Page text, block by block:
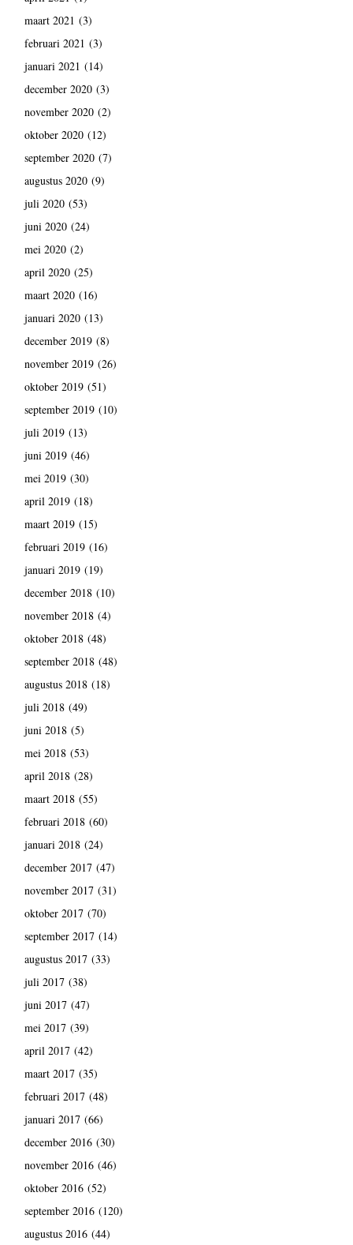
maart 2021 (3)
februari 2021 (3)
januari 2021 (14)
december 2020(3)
november 2020(2)
oktober 2020(12)
september 2020(7)
augustus 2020(9)
juli 2020(53)
juni 2020(24)
mei 2020(2)
april 2020(25)
maart 2020(16)
januari 2020(13)
december 2019(8)
november 2019(26)
oktober 2019(51)
september 2019(10)
juli 2019(13)
juni 2019(46)
mei 2019(30)
april 2019(18)
maart 2019(15)
februari 2019(16)
januari 2019(19)
december 2018(10)
november 2018(4)
oktober 2018(48)
september 2018(48)
augustus 2018(18)
juli 2018(49)
juni 2018(5)
mei 2018(53)
april 2018(28)
maart 2018(55)
februari 2018(60)
januari 2018(24)
december 2017(47)
november 2017(31)
oktober 2017(70)
september 2017(14)
augustus 2017(33)
juli 2017(38)
juni 2017(47)
mei 2017(39)
april 2017(42)
maart 2017(35)
februari 2017(48)
januari 2017(66)
december 2016(30)
november 2016(46)
oktober 2016(52)
september 2016(120)
augustus 2016(44)